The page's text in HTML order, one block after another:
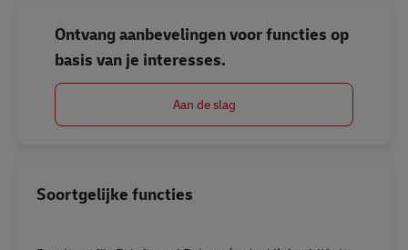
Ontvang aanbevelingen voor functies op
basis van je interesses.
Aan de slag
Soortgelijke functies